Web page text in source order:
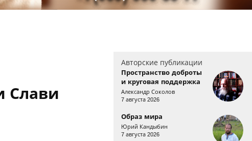
Слави
Авторские публикации
Пространство доброты
и круговая поддержка
Александр Соколов
7 августа 2026
Образ мира
Юрий Кандыбин
7 августа 2026